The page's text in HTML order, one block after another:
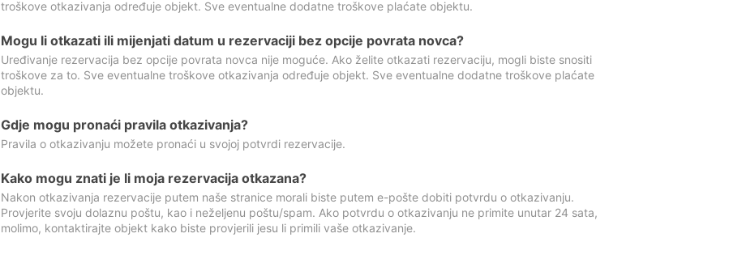
troškove otkazivanja određuje objekt. Sve eventualne dodatne troškove plaćate objektu.
Mogu li otkazati ili mijenjati datum u rezervaciji bez opcije povrata novca?
Uređivanje rezervacija bez opcije povrata novca nije moguće. Ako želite otkazati rezervaciju, mogli biste snositi
troškove za to. Sve eventualne troškove otkazivanja određuje objekt. Sve eventualne dodatne troškove plaćate
objektu.
Gdje mogu pronaći pravila otkazivanja?
Pravila o otkazivanju možete pronaći u svojoj potvrdi rezervacije.
Kako mogu znati je li moja rezervacija otkazana?
Nakon otkazivanja rezervacije putem naše stranice morali biste putem e-pošte dobiti potvrdu o otkazivanju.
Provjerite svoju dolaznu poštu, kao i neželjenu poštu/spam. Ako potvrdu o otkazivanju ne primite unutar 24 sata,
molimo, kontaktirajte objekt kako biste provjerili jesu li primili vaše otkazivanje.